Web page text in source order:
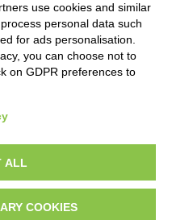
I diritti degli autori, degli artisti e
e le immagini, degli enti e delle
riservati. Si vieta quindi la
use cookies and similar
personal data such
for ads personalisation.
you can choose not to
on GDPR preferences to
ALL
COOKIES